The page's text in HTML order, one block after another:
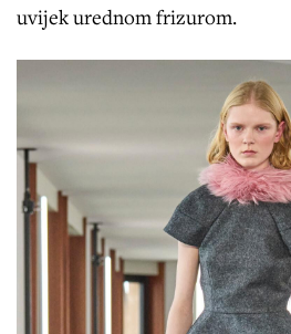
uvijek urednom frizurom.